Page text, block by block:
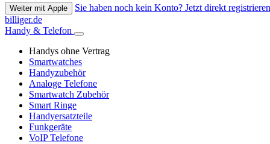
Weiter mit Apple
Sie haben noch kein Konto? Jetzt direkt
billiger.de
Handy & Telefon
Handys ohne Vertrag
Smartwatches
Handyzubehör
Analoge Telefone
Smartwatch Zubehör
Smart Ringe
Handyersatzteile
Funkgeräte
VoIP Telefone